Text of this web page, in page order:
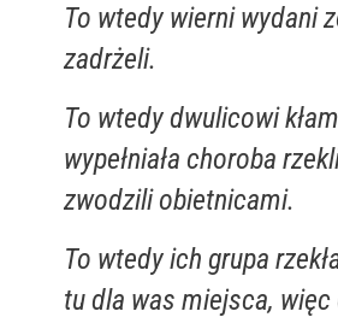
To wtedy wierni wydani
zadrżeli.
To wtedy dwulicowi
wypełniała choroba
zwodzili obietnicami.
To wtedy ich grupa
tu dla was miejsca,